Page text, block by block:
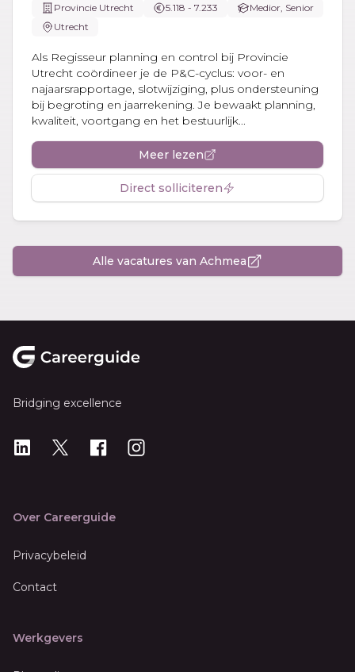
Provincie Utrecht 5.118 - 7.233
Medior, Senior
Utrecht
Als Regisseur planning en control bij Provincie
Utrecht coördineer je de P&C-cyclus: voor- en
najaarsrapportage, slotwijziging, plus ondersteuning
bij begroting en jaarrekening. Je bewaakt planning,
kwaliteit, voortgang en het bestuurlijk...
Meer lezen
Direct solliciteren
Alle vacatures van Achmea
Bridging excellence
LinkedIn
X Instagram
Over Careerguide
Privacybeleid
Contact
Werkgevers